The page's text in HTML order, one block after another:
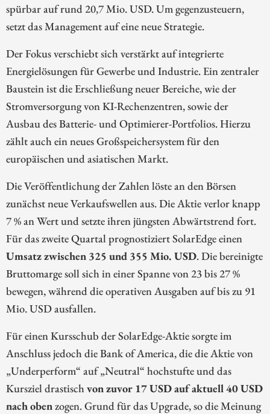
spürbar auf rund 20,7 Mio. USD. Um gegenzusteuern,
setzt das Management auf eine neue Strategie.
Der Fokus verschiebt sich verstärkt auf integrierte
Energielösungen für Gewerbe und Industrie. Ein zentraler
Baustein ist die Erschließung neuer Bereiche, wie der
Stromversorgung von KI-Rechenzentren, sowie der
Ausbau des Batterie- und Optimierer-Portfolios. Hierzu
zählt auch ein neues Großspeichersystem für den
europäischen und asiatischen Markt.
Die Veröffentlichung der Zahlen löste an den Börsen
zunächst neue Verkaufswellen aus. Die Aktie verlor knapp
7 % an Wert und setzte ihren jüngsten Abwärtstrend fort.
Für das zweite Quartal prognostiziert SolarEdge einen
Umsatz zwischen 325 und 355 Mio. USD. Die bereinigte
Bruttomarge soll sich in einer Spanne von 23 bis 27 %
bewegen, während die operativen Ausgaben auf bis zu 91
Mio. USD ausfallen.
Für einen Kursschub der SolarEdge-Aktie sorgte im
Anschluss jedoch die Bank of America, die die Aktie von
„Underperform“ auf „Neutral“ hochstufte und das
Kursziel drastischvon zuvor 17 USD auf aktuell 40 USD
nach obenzogen. Grund für das Upgrade, so die Meinung